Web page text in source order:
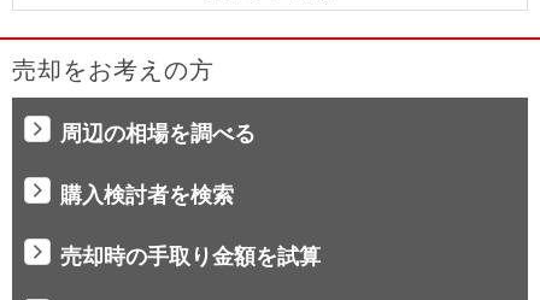
売却をお考えの方
周辺の相場を調べる
購入検討者を検索
売却時の手取り金額を試算